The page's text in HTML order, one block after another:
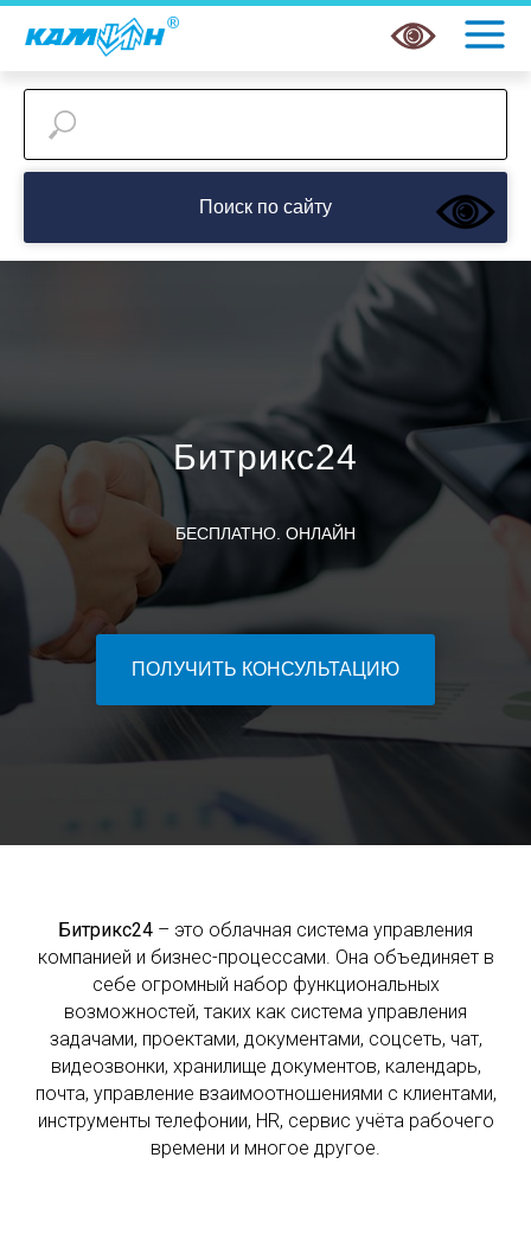
Поиск по сайту
Битрикс24
БЕСПЛАТНО. ОНЛАЙН
ПОЛУЧИТЬ КОНСУЛЬТАЦИЮ
Битрикс24 – это облачная система управления
компанией и бизнес-процессами. Она объединяет в
себе огромный набор функциональных
возможностей, таких как система управления
задачами, проектами, документами, соцсеть, чат,
видеозвонки, хранилище документов, календарь,
почта, управление взаимоотношениями с клиентами,
инструменты телефонии, HR, сервис учёта рабочего
времени и многое другое.